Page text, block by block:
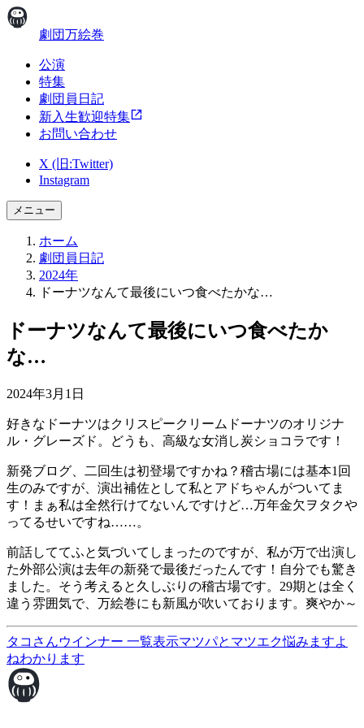
劇団万絵巻
公演
特集
劇団員日記
新入生歓迎特集
お問い合わせ
X (旧:Twitter)
Instagram
メニュー
ホーム
劇団員日記
2024年
ドーナツなんて最後にいつ食べたかな…
ドーナツなんて最後にいつ食べたか
な…
2024年3月1日
好きなドーナツはクリスピークリームドーナツのオリジナ
ル・グレーズド。どうも、高級な女消し炭ショコラです！
新発ブログ、二回生は初登場ですかね？稽古場には基本1回
生のみですが、演出補佐として私とアドちゃんがついてま
す！まぁ私は全然行けてないんですけど…万年金欠ヲタクや
ってるせいですね……。
前話しててふと気づいてしまったのですが、私が万で出演し
た外部公演は去年の新発で最後だったんです！自分でも驚き
ました。そう考えると久しぶりの稽古場です。29期とは全く
違う雰囲気で、万絵巻にも新風が吹いております。爽やか～
タコさんウインナー 一覧表示マツパとマツエク悩みますよ
ねわかります